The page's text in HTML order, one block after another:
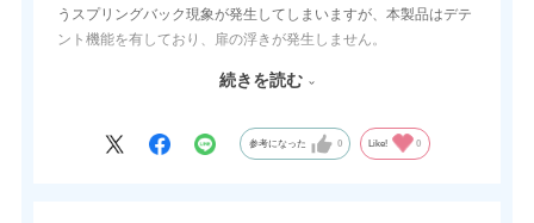
うスプリングバック現象が発生してしまいますが、本製品はデテ
ント機能を有しており、扉の浮きが発生しません。
っしゃるかも知れませんが、その様な手間、費用を掛けずに済む
続きを読む
参考になった 0 Like! 0